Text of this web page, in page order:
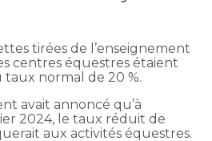
tirées de l’enseignement
centres équestres étaient
taux normal de 20 %.
avait annoncé qu’à
2024, le taux réduit de
aux activités équestres.